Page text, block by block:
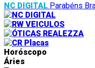
NC DIGITAL Parabéns
Horóscopo
Áries